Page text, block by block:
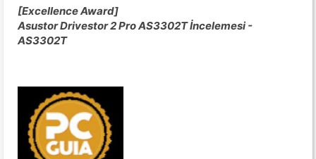
[Excellence Award]
Asustor Drivestor 2 Pro AS3302T İncelemesi -
AS3302T